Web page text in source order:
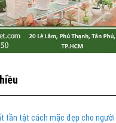
tần tật cách mặc đẹp cho